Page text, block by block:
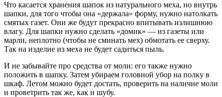
Что касается хранения шапок из натурального меха, но внутрь
шапки, для того чтобы она «держала» форму, нужно натолкать
смятых газет. Они же будут прекрасно впитывать излишнюю
влагу. Для шапки нужно сделать «домик» — из газеты или
марли, неплотно (чтобы не сминать мех) обмотать ее сверху.
Так на изделие из меха не будет садиться пыль.
И не забывайте про средства от моли: его также нужно
положить в шапку. Затем убираем головной убор на полку в
шкаф. Летом можно будет достать, проверить на наличие моли
и проветрить так же, как и шубу.